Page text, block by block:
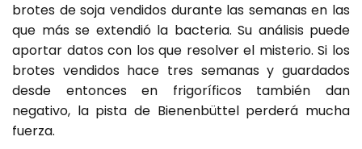
brotes de soja vendidos durante las semanas en las
que más se extendió la bacteria. Su análisis puede
aportar datos con los que resolver el misterio. Si los
brotes vendidos hace tres semanas y guardados
desde entonces en frigoríficos también dan
negativo, la pista de Bienenbüttel perderá mucha
fuerza.